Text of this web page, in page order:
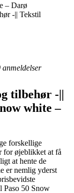
– Darø
-|| Tekstil
anmeldelser
tilbehør -||
white –
forskellige
for øjeblikket at få
at hente de
er nemlig yderst
Paso 50 Snow